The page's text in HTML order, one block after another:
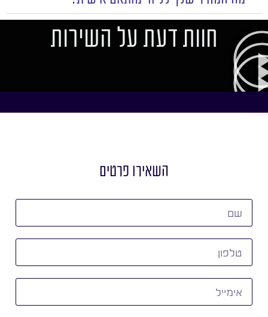
חוות דעת על השירות
השאירו פרטים